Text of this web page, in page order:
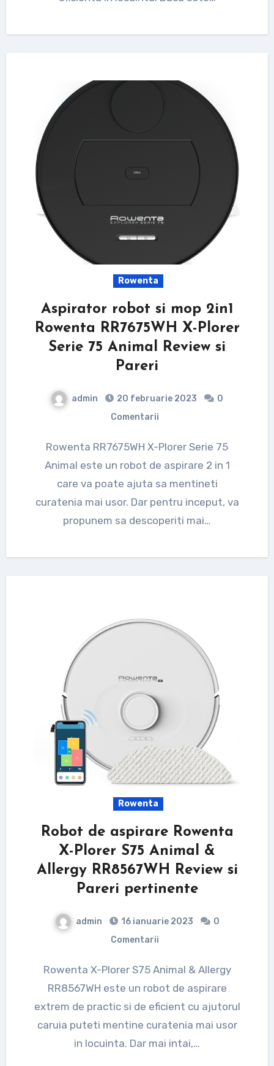
Rowenta
Aspirator robot si mop 2in1
Rowenta RR7675WH X-Plorer
Serie 75 Animal Review si
Pareri
admin 20 februarie 2023
0
Comentarii
Rowenta RR7675WH X-Plorer Serie 75
Animal este un robot de aspirare 2 in 1
care va poate ajuta sa mentineti
curatenia mai usor. Dar pentru inceput, va
propunem sa descoperiti mai…
Rowenta
Robot de aspirare Rowenta
X-Plorer S75 Animal &
Allergy RR8567WH Review si
Pareri pertinente
admin 16 ianuarie 2023
0
Comentarii
Rowenta X-Plorer S75 Animal & Allergy
RR8567WH este un robot de aspirare
extrem de practic si de eficient cu ajutorul
caruia puteti mentine curatenia mai usor
in locuinta. Dar mai intai,…